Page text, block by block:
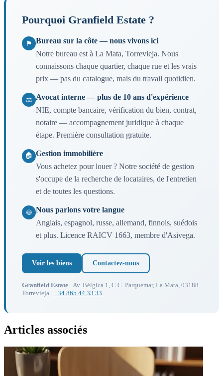
Pourquoi Granfield Estate ?
⚑ Bureau sur la côte — nous vivons ici
Notre bureau est à La Mata, Torrevieja. Nous
connaissons chaque quartier, chaque rue et les vrais
prix — pas du catalogue, mais du travail quotidien.
⚖ Avocat interne — plus de 10 ans d'expérience
NIE, compte bancaire, vérification du bien, contrat,
notaire — accompagnement juridique à chaque
étape. Première consultation gratuite.
🏠 Gestion immobilière
Vous achetez pour louer ? Notre société de gestion
s'occupe de la recherche de locataires, de l'entretien
et de toutes les questions.
🌐
Nous parlons votre langue
Anglais, espagnol, russe, allemand, finnois, suédois
et plus. Licence RAICV 1663, membre d'Asivega.
Voir les biens Contactez-nous
Granfield Estate · Av. Bélgica 1, C.C. Parquemar, La Mata, 03188
Torrevieja · +34 865 44 33 33
Articles associés